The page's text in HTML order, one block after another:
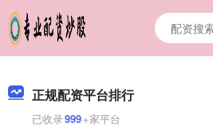
正规配资平台排行
已收录999+家平台